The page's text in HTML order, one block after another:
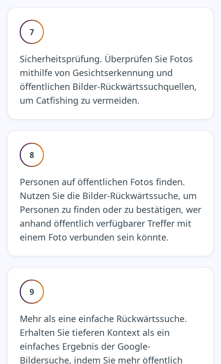
7
Sicherheitsprüfung. Überprüfen Sie Fotos
mithilfe von Gesichtserkennung und
öffentlichen Bilder-Rückwärtssuchquellen,
um Catfishing zu vermeiden.
8
Personen auf öffentlichen Fotos finden.
Nutzen Sie die Bilder-Rückwärtssuche, um
Personen zu finden oder zu bestätigen, wer
anhand öffentlich verfügbarer Treffer mit
einem Foto verbunden sein könnte.
9
Mehr als eine einfache Rückwärtssuche.
Erhalten Sie tieferen Kontext als ein
einfaches Ergebnis der Google-
Bildersuche, indem Sie mehr öffentlich